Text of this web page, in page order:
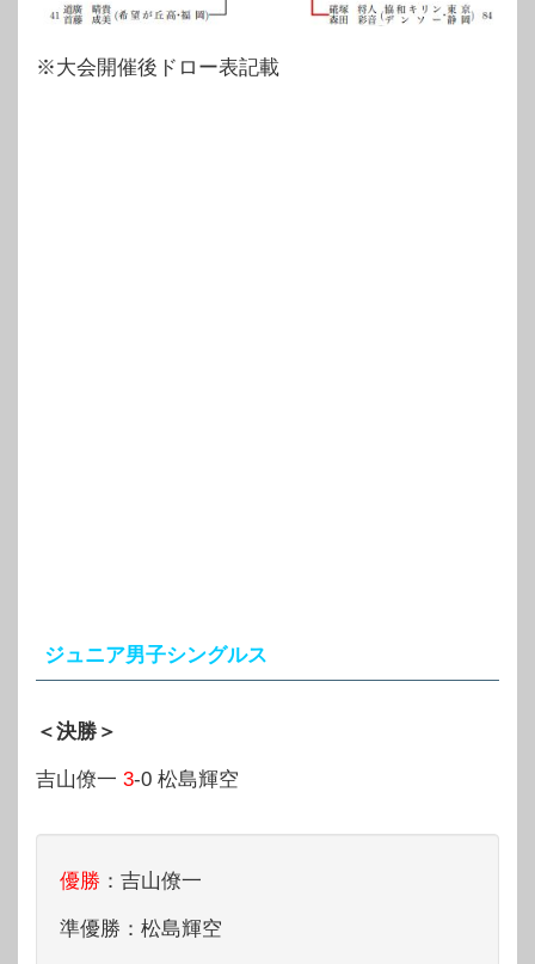
※大会開催後ドロー表記載
ジュニア男子シングルス
＜決勝＞
吉山僚一 3-0 松島輝空
優勝 ：吉山僚一
準優勝：松島輝空